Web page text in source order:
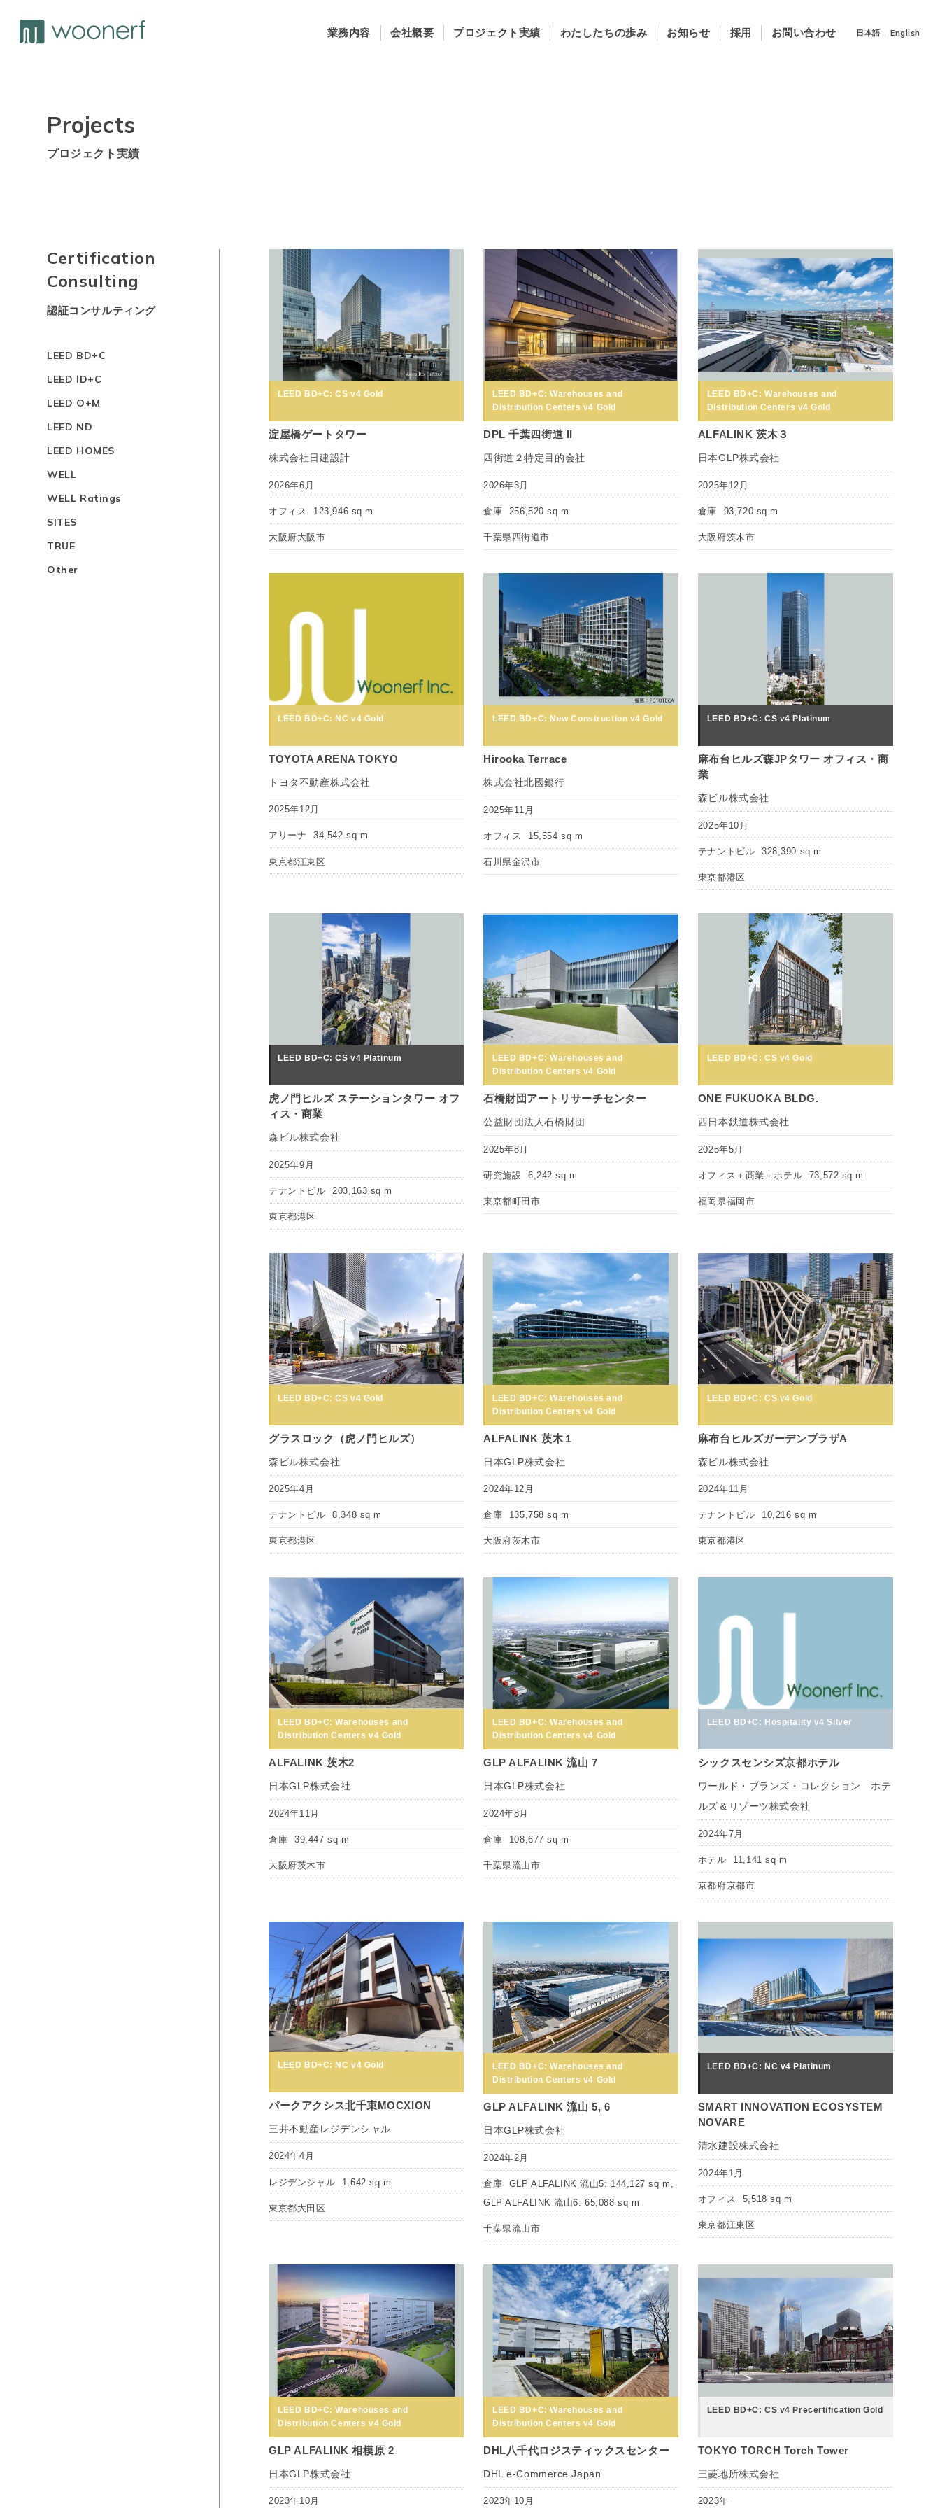
業務内容 会社概要 プロジェクト実績 わたしたちの歩み お知らせ 採用 お問い合わせ 日本語 English
Projects
プロジェクト実績
Certification
Consulting
認証コンサルティング
LEED BD+C
LEED ID+C
LEED O+M
LEED ND
LEED HOMES
WELL
WELL Ratings
SITES
TRUE
Other
LEED BD+C: CS v4 Gold
淀屋橋ゲートタワー
株式会社日建設計
2026年6月
オフィス 123,946 sq m
大阪府大阪市
LEED BD+C: Warehouses and
Distribution Centers v4 Gold
DPL 千葉四街道 II
四街道２特定目的会社
2026年3月
倉庫 256,520 sq m
千葉県四街道市
LEED BD+C: Warehouses and
Distribution Centers v4 Gold
ALFALINK 茨木３
日本GLP株式会社
2025年12月
倉庫 93,720 sq m
大阪府茨木市
LEED BD+C: NC v4 Gold
TOYOTA ARENA TOKYO
トヨタ不動産株式会社
2025年12月
アリーナ 34,542 sq m
東京都江東区
LEED BD+C: New Construction v4 Gold
Hirooka Terrace
株式会社北國銀行
2025年11月
オフィス 15,554 sq m
石川県金沢市
LEED BD+C: CS v4 Platinum
麻布台ヒルズ森JPタワー オフィス・商
業
森ビル株式会社
2025年10月
テナントビル 328,390 sq m
東京都港区
LEED BD+C: CS v4 Platinum
虎ノ門ヒルズ ステーションタワー オフ
ィス・商業
森ビル株式会社
2025年9月
テナントビル 203,163 sq m
東京都港区
LEED BD+C: Warehouses and
Distribution Centers v4 Gold
石橋財団アートリサーチセンター
公益財団法人石橋財団
2025年8月
研究施設 6,242 sq m
東京都町田市
LEED BD+C: CS v4 Gold
ONE FUKUOKA BLDG.
西日本鉄道株式会社
2025年5月
オフィス＋商業＋ホテル 73,572 sq m
福岡県福岡市
LEED BD+C: CS v4 Gold
グラスロック（虎ノ門ヒルズ）
森ビル株式会社
2025年4月
テナントビル 8,348 sq m
東京都港区
LEED BD+C: Warehouses and
Distribution Centers v4 Gold
ALFALINK 茨木１
日本GLP株式会社
2024年12月
倉庫 135,758 sq m
大阪府茨木市
LEED BD+C: CS v4 Gold
麻布台ヒルズガーデンプラザA
森ビル株式会社
2024年11月
テナントビル 10,216 sq m
東京都港区
LEED BD+C: Warehouses and
Distribution Centers v4 Gold
ALFALINK 茨木2
日本GLP株式会社
2024年11月
倉庫 39,447 sq m
大阪府茨木市
LEED BD+C: Warehouses and
Distribution Centers v4 Gold
GLP ALFALINK 流山 7
日本GLP株式会社
2024年8月
倉庫 108,677 sq m
千葉県流山市
LEED BD+C: Hospitality v4 Silver
シックスセンシズ京都ホテル
ワールド・ブランズ・コレクション ホテ
ルズ＆リゾーツ株式会社
2024年7月
ホテル 11,141 sq m
京都府京都市
LEED BD+C: NC v4 Gold
パークアクシス北千束MOCXION
三井不動産レジデンシャル
2024年4月
レジデンシャル 1,642 sq m
東京都大田区
LEED BD+C: Warehouses and
Distribution Centers v4 Gold
GLP ALFALINK 流山 5, 6
日本GLP株式会社
2024年2月
倉庫
GLP ALFALINK 流山5: 144,127 sq m,
GLP ALFALINK 流山6: 65,088 sq m
千葉県流山市
LEED BD+C: NC v4 Platinum
SMART INNOVATION ECOSYSTEM
NOVARE
清水建設株式会社
2024年1月
オフィス 5,518 sq m
東京都江東区
LEED BD+C: Warehouses and
Distribution Centers v4 Gold
GLP ALFALINK 相模原 2
日本GLP株式会社
2023年10月
LEED BD+C: Warehouses and
Distribution Centers v4 Gold
DHL八千代ロジスティックスセンター
DHL e-Commerce Japan
2023年10月
LEED BD+C: CS v4 Precertification Gold
TOKYO TORCH Torch Tower
三菱地所株式会社
2023年